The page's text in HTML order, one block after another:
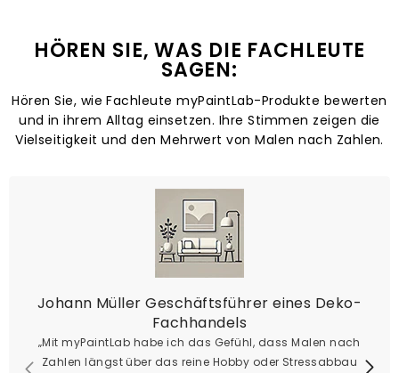
HÖREN SIE, WAS DIE FACHLEUTE
SAGEN:
Hören Sie, wie Fachleute myPaintLab-Produkte bewerten
und in ihrem Alltag einsetzen. Ihre Stimmen zeigen die
Vielseitigkeit und den Mehrwert von Malen nach Zahlen.
Johann Müller Geschäftsführer eines Deko-
Fachhandels
„Mit myPaintLab habe ich das Gefühl, dass Malen nach
Zahlen längst über das reine Hobby oder Stressabbau